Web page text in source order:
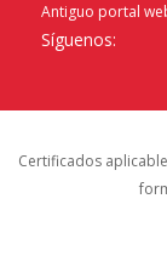
Antiguo portal
Síguenos:
Certificados